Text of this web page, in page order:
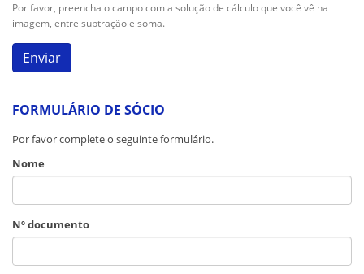
Por favor, preencha o campo com a solução de cálculo que você vê na
imagem, entre subtração e soma.
FORMULÁRIO DE SÓCIO
Por favor complete o seguinte formulário.
Nome
Nº documento